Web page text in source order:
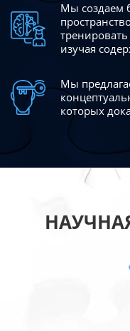
Мы создаем
тренировать
изучая
Мы
которых